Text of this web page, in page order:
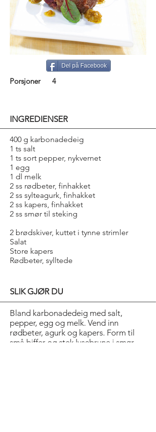
Del på Facebook
Porsjoner 4
INGREDIENSER
400 g karbonadedeig
1 ts salt
1 ts sort pepper, nykvernet
1 egg
1 dl melk
2 ss rødbeter, finhakket
2 ss sylteagurk, finhakket
2 ss kapers, finhakket
2 ss smør til steking
2 brødskiver, kuttet i tynne strimler
Salat
Store kapers
Rødbeter, sylltede
SLIK GJØR DU
Bland karbonadedeig med salt,
pepper, egg og melk. Vend inn
rødbeter, agurk og kapers. Form til
små biffer og stek lysebrune i smør.